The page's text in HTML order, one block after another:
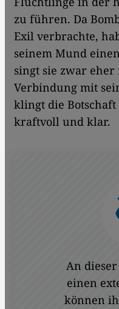
zu führen. Da
Exil verbrachte,
seinem Mund
singt sie zwar
Verbindung mit
klingt die
kraftvoll und klar.
An
einen
können